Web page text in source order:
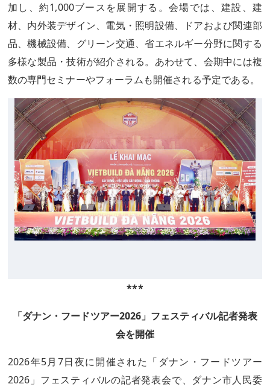
加し、約1,000ブースを展開する。会場では、建設、建
材、内外装デザイン、電気・照明設備、ドアおよび関連部
品、機械設備、グリーン交通、省エネルギー分野に関する
多様な製品・技術が紹介される。あわせて、会期中には複
数の専門セミナーやフォーラムも開催される予定である。
***
「ダナン・フードツアー2026」フェスティバル記者発表
会を開催
2026年5月7日夜に開催された「ダナン・フードツアー
2026」フェスティバルの記者発表会で、ダナン市人民委